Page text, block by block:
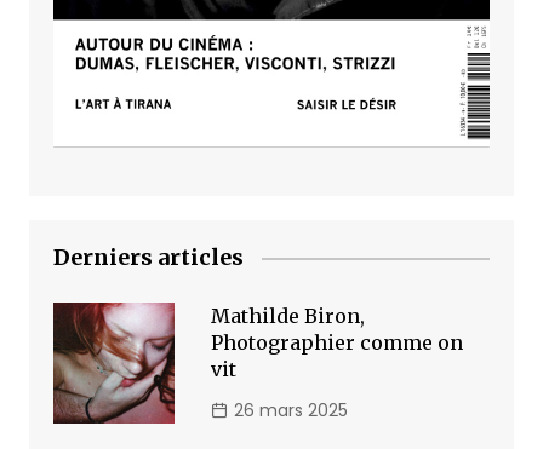
Derniers articles
Mathilde Biron,
Photographier comme on
vit
26 mars 2025